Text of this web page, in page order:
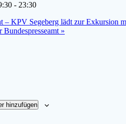
- 23:30
– KPV Segeberg lädt zur Exkursion
»
hinzufügen